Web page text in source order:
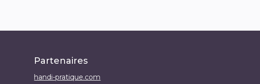
Partenaires
handi-pratique.com